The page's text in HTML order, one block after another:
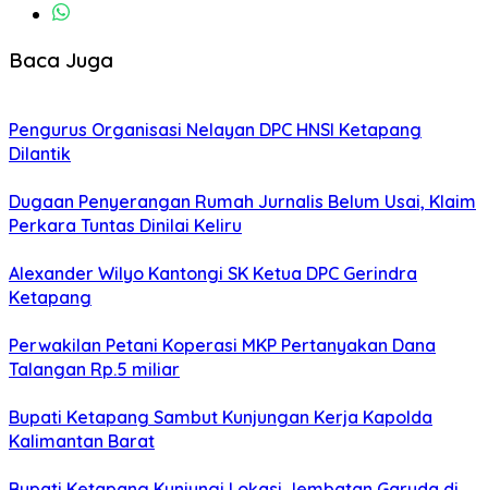
Baca Juga
Pengurus Organisasi Nelayan DPC HNSI Ketapang
Dilantik
Dugaan Penyerangan Rumah Jurnalis Belum Usai, Klaim
Perkara Tuntas Dinilai Keliru
Alexander Wilyo Kantongi SK Ketua DPC Gerindra
Ketapang
Perwakilan Petani Koperasi MKP Pertanyakan Dana
Talangan Rp.5 miliar
Bupati Ketapang Sambut Kunjungan Kerja Kapolda
Kalimantan Barat